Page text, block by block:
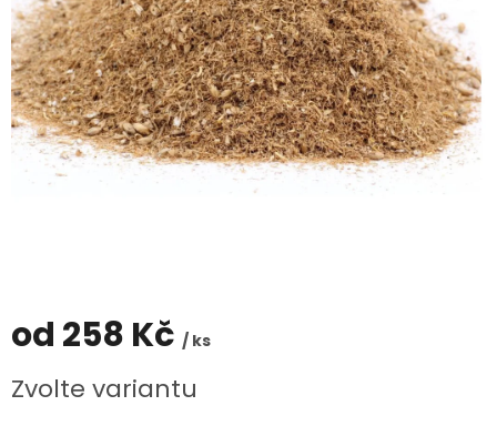
od 258 Kč / ks
cena:
Zvolte variantu